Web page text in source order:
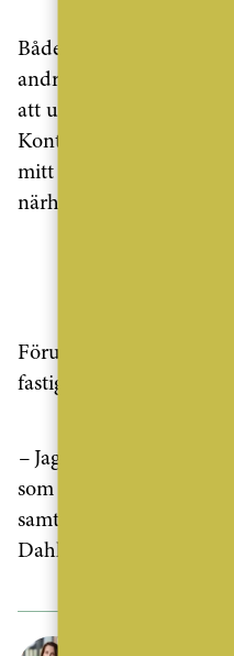
Både Joakim
andra generationens
att utveckla kundvärdet
Kontoret på
mitt på Skalets Torg
närhet till kunderna
Förutom Ann-Sofie
fastighetsmäklaren
– Jag ser fram emot att
som är mer inriktad mot
samtidigt få leva och
Dahlin.